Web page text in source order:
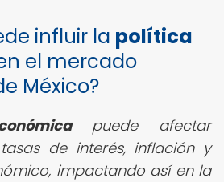
influir la política
el mercado
México?
puede afectar
de interés, inflación y
impactando así en la